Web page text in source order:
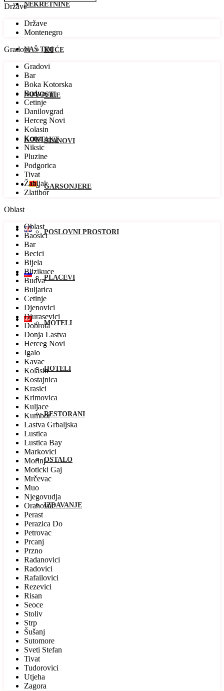
NEKRETNINE
KUĆE
VILE
STANOVI
GARSONJERE
POSLOVNI PROSTORI
PLACEVI
MOTELI
HOTELI
RESTORANI
OSTALO
IZDAVANJE
NAŠ TIM
NOVOSTI
KONTAKT
Države
Države
Montenegro
Gradovi
Gradovi
Bar
Boka Kotorska
Budva
Cetinje
Danilovgrad
Herceg Novi
Kolasin
Kotor
Niksic
Pluzine
Podgorica
Tivat
Žabljak
Zlatibor
Oblast
Oblast
Baosici
Bar
Becici
Bijela
Blizikuce
Budva
Buljarica
Cetinje
Djenovici
Djurasevici
Dobrota
Donja Lastva
Herceg Novi
Igalo
Kavac
Kolasin
Kostajnica
Krasici
Krimovica
Kuljace
Kumbor
Lastva Grbaljska
Lustica
Lustica Bay
Markovici
Morinj
Moticki Gaj
Mrčevac
Muo
Njegovudja
Orahovac
Perast
Perazica Do
Petrovac
Prcanj
Przno
Radanovici
Radovici
Rafailovici
Rezevici
Risan
Seoce
Stoliv
Strp
Šušanj
Sutomore
Sveti Stefan
Tivat
Tudorovici
Utjeha
Zagora